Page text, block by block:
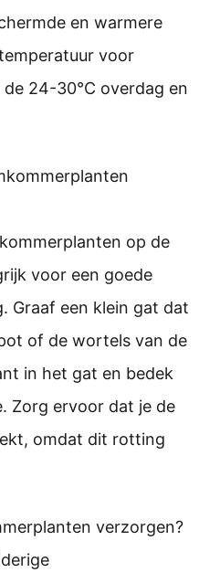
en warmere
voor
24-30°C overdag en
op de
voor een goede
Graaf een klein gat dat
of de wortels van de
in het gat en bedek
Zorg ervoor dat je de
omdat dit rotting
verzorgen?